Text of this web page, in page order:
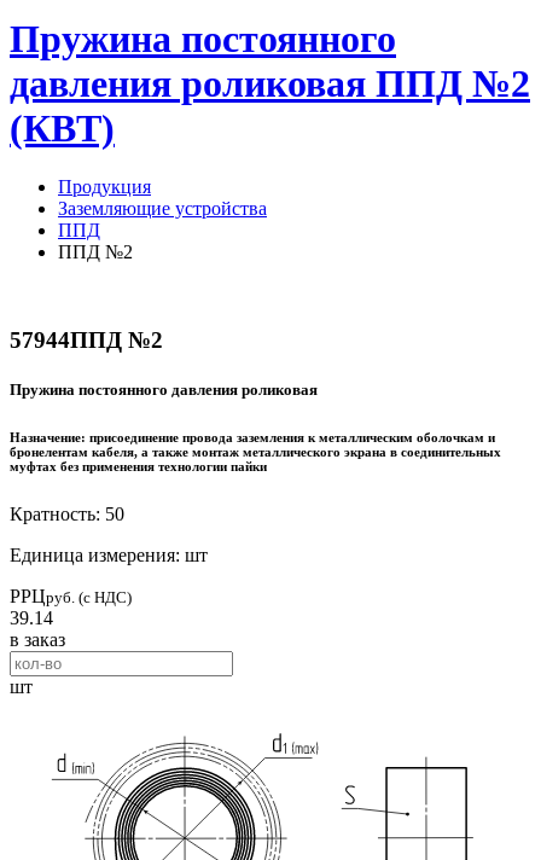
Пружина постоянного
давления роликовая ППД №2
(КВТ)
Продукция
Заземляющие устройства
ППД
ППД №2
57944ППД №2
Пружина постоянного давления роликовая
Назначение: присоединение провода заземления к металлическим оболочкам и
бронелентам кабеля, а также монтаж металлического экрана в соединительных
муфтах без применения технологии пайки
Кратность: 50
Единица измерения: шт
РРЦруб. (с НДС)
39.14
в заказ
шт